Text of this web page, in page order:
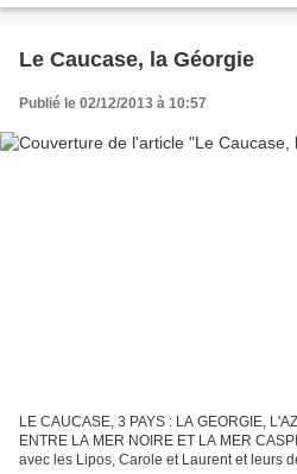
Le Caucase, la Géorgie
Publié le 02/12/2013 à 10:57
LE CAUCASE, 3 PAYS : LA GEORGIE,
ENTRE LA MER NOIRE ET LA MER CASPIENNE Le Caucase LA
avec les Lipos, Carole et Laurent et leurs